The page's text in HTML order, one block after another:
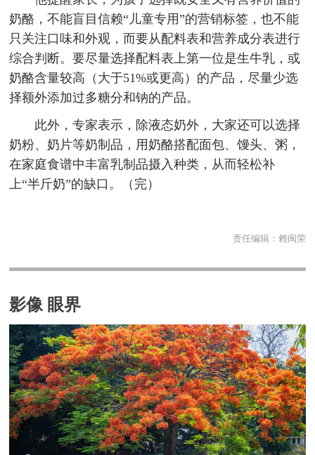
奶酪，不能盲目信赖“儿童专用”的营销标签，也不能
只关注口味和外观，而要从配料表和营养成分表进行
综合判断。要尽量选择配料表上第一位是生牛乳，或
奶酪含量较高（大于51%或更高）的产品，尽量少选
择额外添加过多糖分和钠的产品。
此外，专家表示，除液态奶外，大家还可以选择
奶粉、奶片等奶制品，用奶酪搭配面包、馒头、粥，
在家庭食谱中丰富乳制品摄入种类，从而轻松补
上“半斤奶”的缺口。（完）
责任编辑： 赖闽荣
影像 眼界